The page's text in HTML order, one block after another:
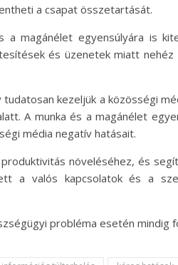
a csapat összetartását.
a magánélet egyensúlyára is
és üzenetek miatt
kezeljük a közösségi
A munka és a magánélet
média negatív hatásait.
növeléséhez, és
a valós kapcsolatok és a
probléma esetén